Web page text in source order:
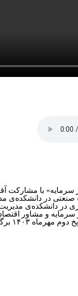
سرمایه» با مشارکت
در دانشکده‌ی
در دانشکده‌ی
و مشاور
۱۴۰۳ برگزار شد